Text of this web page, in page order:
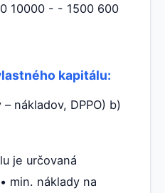
10000 - - 1500 600
kapitálu:
nákladov, DPPO) b)
je určovaná
min. náklady na